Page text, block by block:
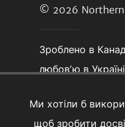
Ми хотіли б
щоб зробити
© 2026
Зроблено в
любовʼю в